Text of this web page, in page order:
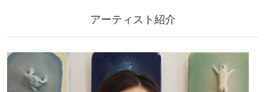
アーティスト紹介